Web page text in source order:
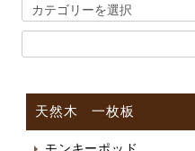
天然木 一枚板